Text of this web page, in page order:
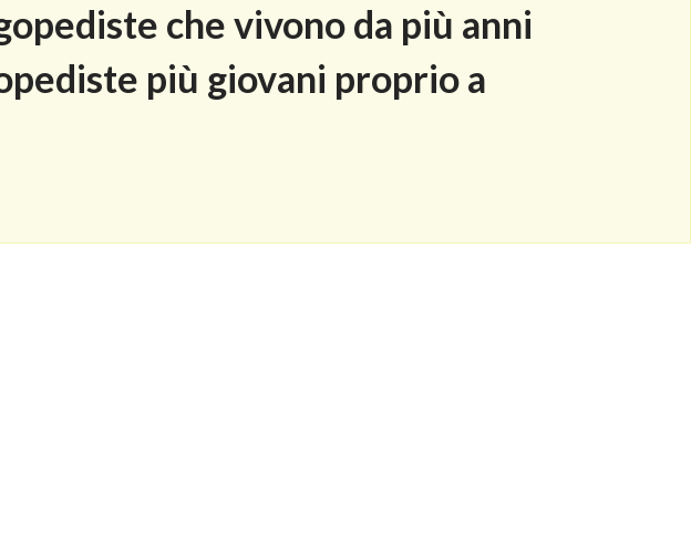
che vivono da più anni
più giovani proprio a